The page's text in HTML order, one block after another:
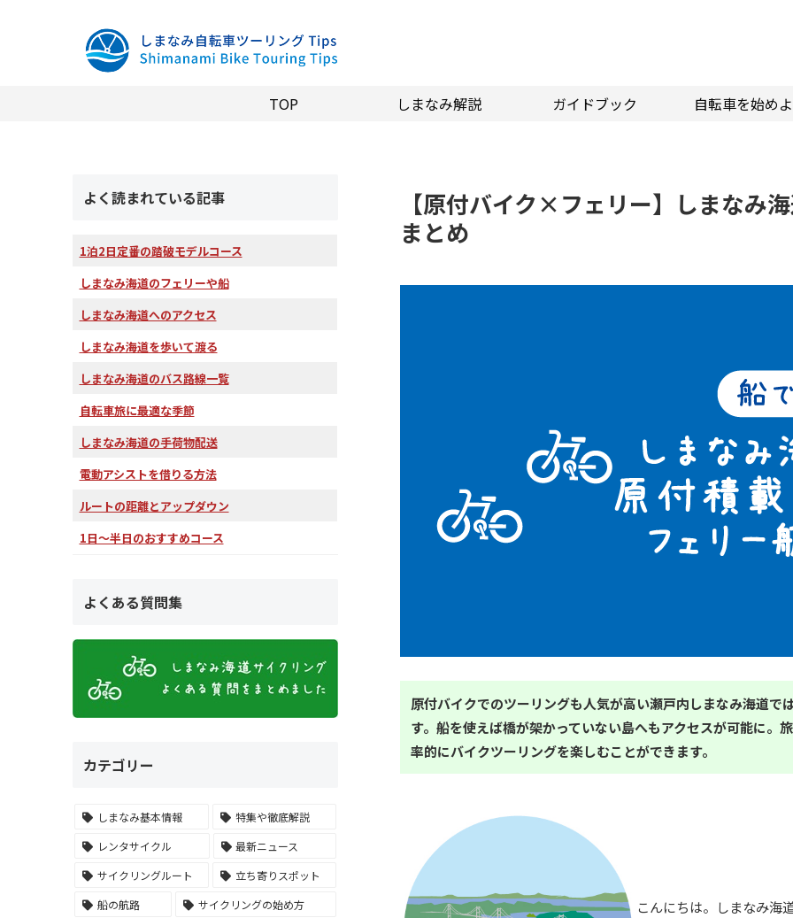
TOP しまなみ解説 ガイドブック 自転車を始め
【原付バイク×フェリー】しまなみ
まとめ
原付バイクでのツーリングも人気が高い瀬戸内しまなみ海道で
す。船を使えば橋が架かっていない島へもアクセスが可能に。
率的にバイクツーリングを楽しむことができます。
こんにちは。しまなみ海
よく読まれている記事
1泊2日定番の踏破モデルコース
しまなみ海道のフェリーや船
しまなみ海道へのアクセス
しまなみ海道を歩いて渡る
しまなみ海道のバス路線一覧
自転車旅に最適な季節
しまなみ海道の手荷物配送
電動アシストを借りる方法
ルートの距離とアップダウン
1日～半日のおすすめコース
よくある質問集
カテゴリー
しまなみ基本情報
特集や徹底解説
レンタサイクル
最新ニュース
サイクリングルート
立ち寄りスポット
船の航路
サイクリングの始め方